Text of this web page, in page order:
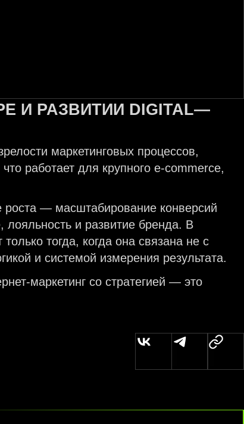
И РАЗВИТИИ DIGITAL—
маркетинговых процессов,
работает для крупного e-commerce,
роста — масштабирование конверсий
и развитие бренда. В
тогда, когда она связана не с
и системой измерения результата.
маркетинг со стратегией — это